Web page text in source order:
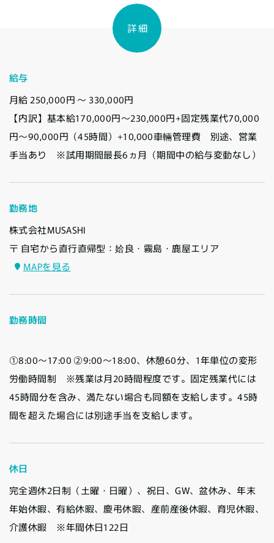
詳 細
給与
月給 250,000円 〜 330,000円
【内訳】基本給170,000円～230,000円+固定残業代70,000
円〜90,000円（45時間）+10,000車輛管理費 別途、営業
手当あり ※試用期間最長6ヵ月（期間中の給与変動なし）
勤務地
株式会社MUSASHI
〒 自宅から直行直帰型：姶良・霧島・鹿屋エリア
MAPを見る
勤務時間
①8:00〜17:00 ②9:00〜18:00、休憩60分、1年単位の変形
労働時間制 ※残業は月20時間程度です。固定残業代には
45時間分を含み、満たない場合も同額を支給します。45時
間を超えた場合には別途手当を支給します。
休日
完全週休2日制（土曜・日曜）、祝日、GW、盆休み、年末
年始休暇、有給休暇、慶弔休暇、産前産後休暇、育児休暇、
介護休暇 ※年間休日122日